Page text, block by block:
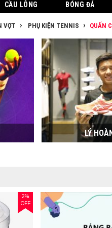
CẦU LÔNG BÓNG ĐÁ
VỢT PHỤ KIỆN TENNIS QUẤN
LÝ
2%
OFF